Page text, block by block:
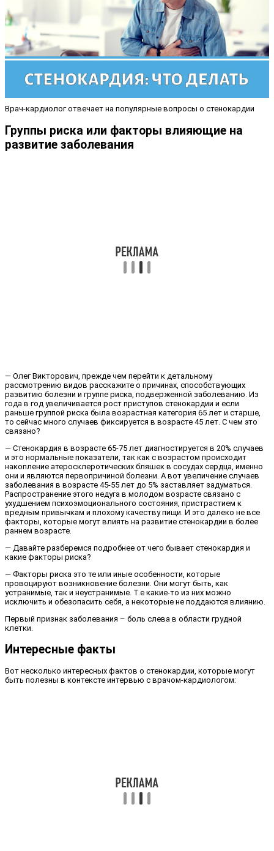
Врач-кардиолог отвечает на популярные вопросы о стенокардии
Группы риска или факторы влияющие на
развитие заболевания
— Олег Викторович, прежде чем перейти к детальному
рассмотрению видов расскажите о причинах, способствующих
развитию болезни и группе риска, подверженной заболеванию. Из
года в год увеличивается рост приступов стенокардии и если
раньше группой риска была возрастная категория 65 лет и старше,
то сейчас много случаев фиксируется в возрасте 45 лет. С чем это
связано?
— Стенокардия в возрасте 65-75 лет диагностируется в 20% случаев
и это нормальные показатели, так как с возрастом происходит
накопление атеросклеротических бляшек в сосудах сердца, именно
они и являются первопричиной болезни. А вот увеличение случаев
заболевания в возрасте 45-55 лет до 5% заставляет задуматься.
Распространение этого недуга в молодом возрасте связано с
ухудшением психоэмоционального состояния, пристрастием к
вредным привычкам и плохому качеству пищи. И это далеко не все
факторы, которые могут влиять на развитие стенокардии в более
раннем возрасте.
— Давайте разберемся подробнее от чего бывает стенокардия и
какие факторы риска?
— Факторы риска это те или иные особенности, которые
провоцируют возникновение болезни. Они могут быть, как
устранимые, так и неустранимые. Т.е какие-то из них можно
исключить и обезопасить себя, а некоторые не поддаются влиянию.
Первый признак заболевания – боль слева в области грудной
клетки.
Интересные факты
Вот несколько интересных фактов о стенокардии, которые могут
быть полезны в контексте интервью с врачом-кардиологом: